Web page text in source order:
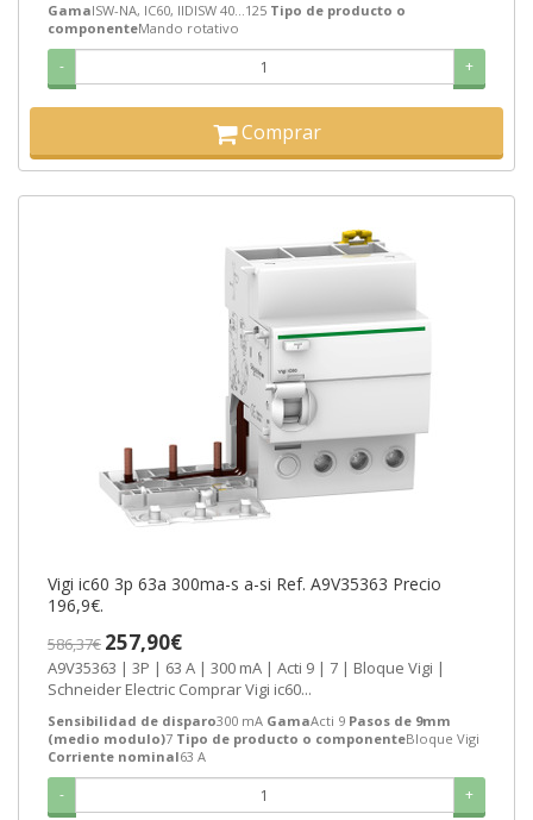
GamaISW-NA, IC60, IIDISW 40...125 Tipo de producto o
componenteMando rotativo
- +
Comprar
Vigi ic60 3p 63a 300ma-s a-si Ref. A9V35363 Precio
196,9€.
586,37€ 257,90€
A9V35363 | 3P | 63 A | 300 mA | Acti 9 | 7 | Bloque Vigi |
Schneider Electric Comprar Vigi ic60...
Sensibilidad de disparo300 mA GamaActi 9 Pasos de 9mm
(medio modulo)7 Tipo de producto o componenteBloque Vigi
Corriente nominal63 A
- +